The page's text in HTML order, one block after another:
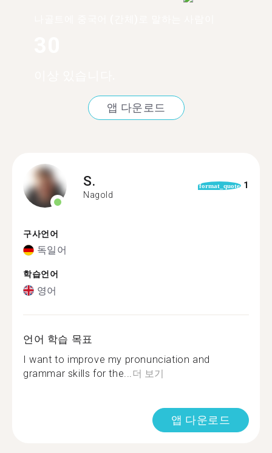
앱 다운로드
S.
Nagold
format_quote 1
구사언어
독일어
학습언어
영어
언어 학습 목표
I want to improve my pronunciation and
grammar skills for the... 더 보기
앱 다운로드